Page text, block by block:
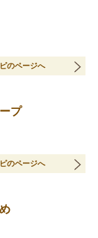
のページへ
プ
のページへ